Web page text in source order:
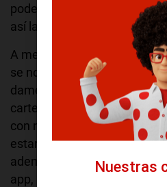
podemos
identificarnos
así la pertinente multa.
A menudo salimos un
se nos ha olvidado, a
damos cuenta de que no
cartera. Pero la mayoría de
con nosotros es el teléfono
estamos constantemente
además podemos realizar
app,
llevar con nosotros el
Nuestras